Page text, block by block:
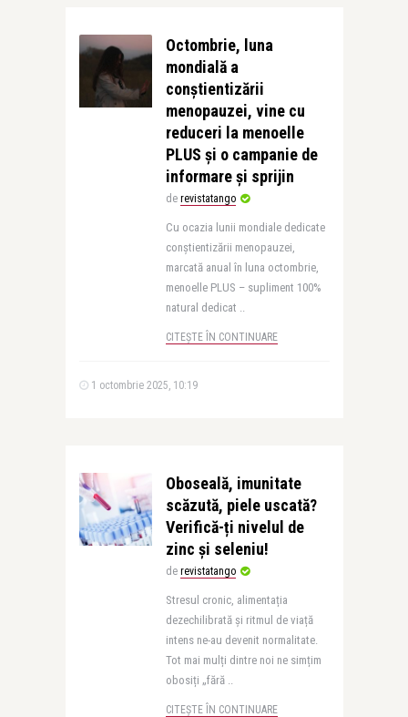
Octombrie, luna
mondială a
conștientizării
menopauzei, vine cu
reduceri la menoelle
PLUS și o campanie de
informare și sprijin
de revistatango
Cu ocazia lunii mondiale dedicate
conștientizării menopauzei,
marcată anual în luna octombrie,
menoelle PLUS – supliment 100%
natural dedicat ..
CITEȘTE ÎN CONTINUARE
1 octombrie 2025, 10:19
Oboseală, imunitate
scăzută, piele uscată?
Verifică-ți nivelul de
zinc și seleniu!
de revistatango
Stresul cronic, alimentația
dezechilibrată și ritmul de viață
intens ne-au devenit normalitate.
Tot mai mulți dintre noi ne simțim
obosiți „fără ..
CITEȘTE ÎN CONTINUARE